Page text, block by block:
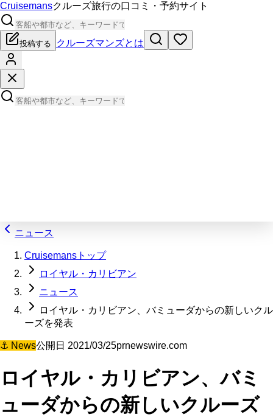
Cruisemansクルーズ旅行の口コミ・予約サイト
投稿する クルーズマンズとは
ニュース
Cruisemansトップ
ロイヤル・カリビアン
ニュース
ロイヤル・カリビアン、バミューダからの新しいクル
ーズを発表
⚓ News公開日 2021/03/25prnewswire.com
ロイヤル・カリビアン、バミ
ューダからの新しいクルーズ